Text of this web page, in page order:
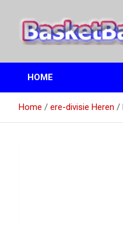
inhoud
Etten
HOME
Home ere-divisie Heren